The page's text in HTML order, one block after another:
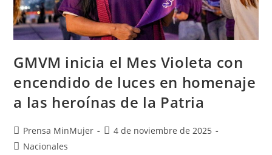
GMVM inicia el Mes Violeta con
encendido de luces en homenaje
a las heroínas de la Patria
Prensa MinMujer
4 de noviembre de 2025
Nacionales